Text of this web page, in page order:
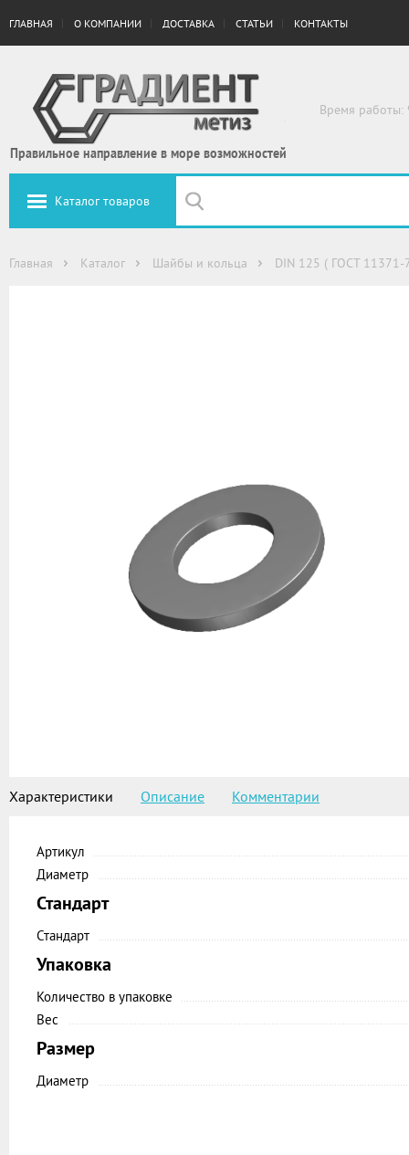
ГЛАВНАЯ О КОМПАНИИ ДОСТАВКА СТАТЬИ КОНТАКТЫ
Правильное направление в море возможностей
Время работы:
Каталог товаров
Главная Каталог Шайбы и кольца DIN 125 ( ГОСТ 11371-
Характеристики Описание Комментарии
Артикул
Диаметр
Стандарт
Стандарт
Упаковка
Количество в упаковке
Вес
Размер
Диаметр